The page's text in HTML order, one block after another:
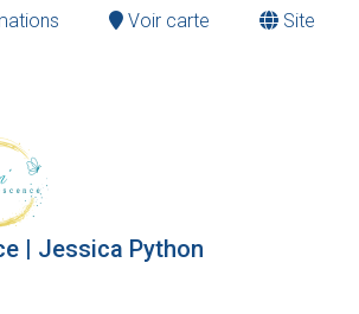
Voir carte
Site
| Jessica Python